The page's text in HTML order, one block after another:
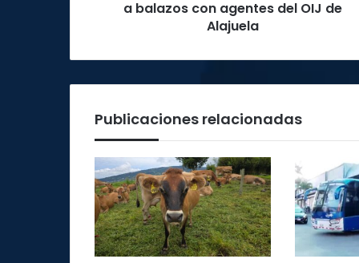
a balazos con agentes del OIJ de
Alajuela
Publicaciones relacionadas